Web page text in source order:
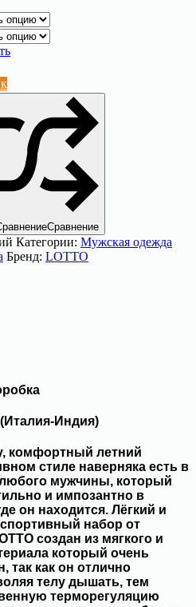
Сравнение
Категории: Мужская одежда
Бренд: LOTTO
Индия)
комфортный летний
стиле наверняка есть в
любого мужчины, который
и импозантно в
он находится. Лёгкий и
набор от
создан из мягкого и
который очень
так как он отлично
телу дышать, тем
терморегуляцию